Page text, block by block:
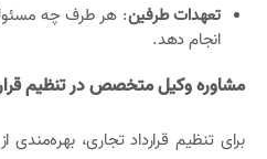
تعهدات طرفین: هر طرف چه
انجام دهد.
مشاوره وکیل متخصص در تنظیم
برای تنظیم قرارداد تجاری، بهره‌مندی